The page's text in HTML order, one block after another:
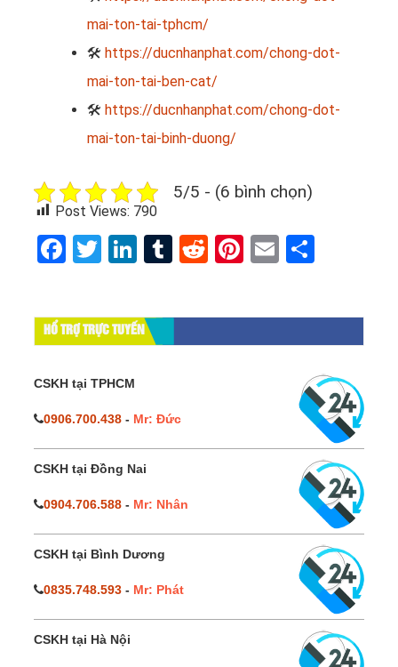
mai-ton-tai-tphcm/
🛠 https://ducnhanphat.com/chong-dot-
mai-ton-tai-ben-cat/
🛠 https://ducnhanphat.com/chong-dot-
mai-ton-tai-binh-duong/
5/5 - (6 bình chọn)
Post Views: 790
Facebook
Twitter
LinkedIn
Tumblr
RedditPinterest
Email
HỔ TRỢ TRỰC TUYẾN
CSKH tại TPHCM
0906.700.438 - Mr: Đức
CSKH tại Đồng Nai
0904.706.588 - Mr: Nhân
CSKH tại Bình Dương
0835.748.593 - Mr: Phát
CSKH tại Hà Nội